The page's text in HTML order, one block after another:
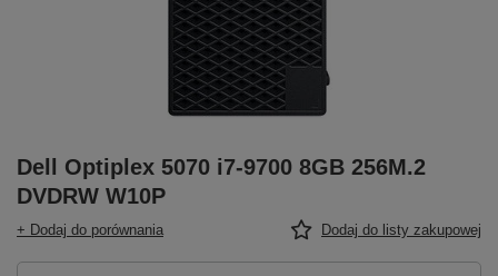
Dell Optiplex 5070 i7-9700 8GB 256M.2
DVDRW W10P
+ Dodaj do porównania Dodaj do listy zakupowej